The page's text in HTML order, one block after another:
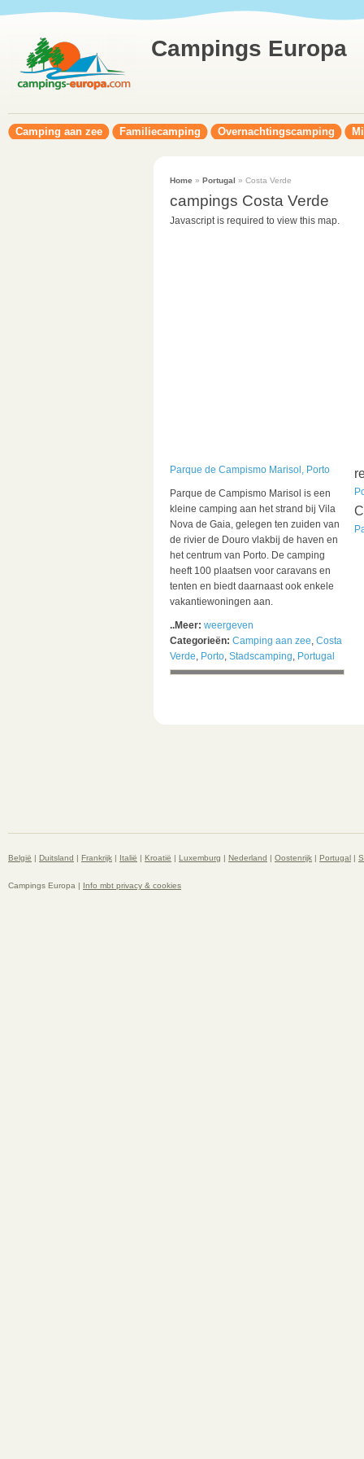
Campings Europa
Camping aan zee Familiecamping Overnachtingscamping
Home » Portugal » Costa Verde
campings Costa Verde
Javascript is required to view this map.
Parque de Campismo Marisol, Porto
Parque de Campismo Marisol is een
kleine camping aan het strand bij Vila
Nova de Gaia, gelegen ten zuiden van
de rivier de Douro vlakbij de haven en
het centrum van Porto. De camping
heeft 100 plaatsen voor caravans en
tenten en biedt daarnaast ook enkele
vakantiewoningen aan.
..Meer: weergeven
Categorieën: Camping aan zee, Costa
Verde, Porto, Stadscamping, Portugal
België | Duitsland | Frankrijk | Italië | Kroatië | Luxemburg | Nederland | Oostenrijk | Portugal |
Campings Europa | Info mbt privacy & cookies